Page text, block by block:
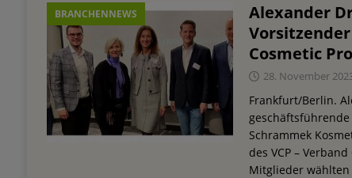
BRANCHENNEWS
Alexander
Vorsitzender
Cosmetic
28. November
Frankfurt/Berlin.
Schrammek
des VCP –
Mitglieder